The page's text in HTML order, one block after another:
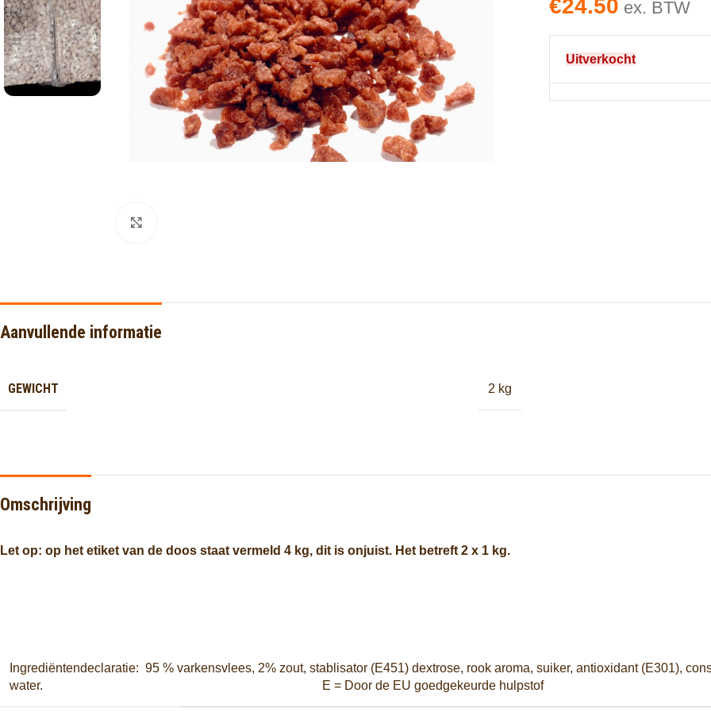
€24.50 ex. BTW
Uitverkocht
Aanvullende informatie
GEWICHT 2 kg
Omschrijving
Let op: op het etiket van de doos staat vermeld 4 kg, dit is onjuist. Het betreft 2 x 1 kg.
Ingrediëntendeclaratie: 95 % varkensvlees, 2% zout, stablisator (E451) dextrose, rook aroma, suiker, antioxidant (E301),
water. E = Door de EU goedgekeurde hulpstof